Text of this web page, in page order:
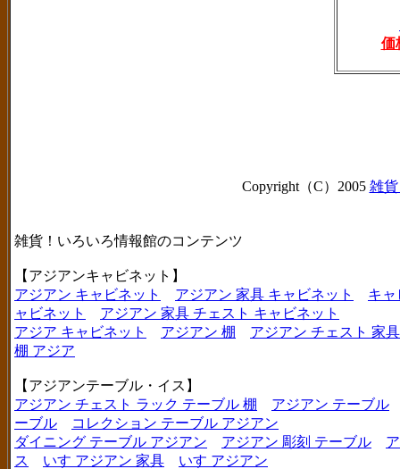
価
Copyright（C）2005 雑
雑貨！いろいろ情報館のコンテンツ
【アジアンキャビネット】
アジアン キャビネット
アジアン 家具 キャビネット
キャ
ャビネット
アジアン 家具 チェスト キャビネット
アジア キャビネット
アジアン 棚
アジアン チェスト 家
棚 アジア
【アジアンテーブル・イス】
アジアン チェスト ラック テーブル 棚
アジアン テーブル
ーブル
コレクション テーブル アジアン
ダイニング テーブル アジアン
アジアン 彫刻 テーブル
ス
いす アジアン 家具
いす アジアン